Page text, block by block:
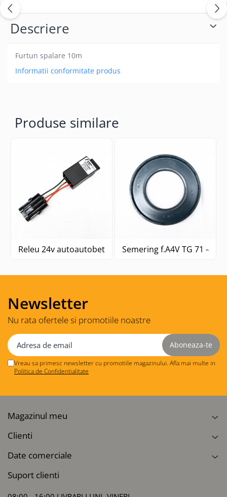
Descriere
Furtun spalare 10m
Informatii conformitate produs
Produse similare
Releu 24v autoautobetonieră Semering f.A4V TG 71
Newsletter
Nu rata ofertele si promotiile noastre
Vreau sa primesc newsletter cu promotiile magazinului. Afla mai multe in
Politica de Confidentialitate
Magazinul meu
Clienti
Date comerciale
Suport clienti